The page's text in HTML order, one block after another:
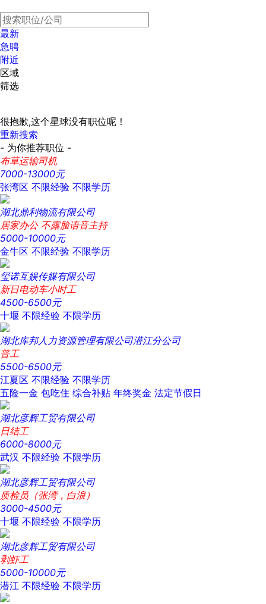
最新
急聘
附近
区域
筛选
很抱歉,这个星球没有职位呢！
重新搜索
- 为你推荐职位 -
布草运输司机
7000-13000元
张湾区 不限经验 不限学历
湖北鼎利物流有限公司
居家办公 不露脸语音主持
5000-10000元
金牛区 不限经验 不限学历
玺诺互娱传媒有限公司
新日电动车小时工
4500-6500元
十堰 不限经验 不限学历
湖北库邦人力资源管理有限公司潜江分公司
普工
5500-6500元
江夏区 不限经验 不限学历
五险一金 包吃住 综合补贴 年终奖金 法定节假日
湖北彦辉工贸有限公司
日结工
6000-8000元
武汉 不限经验 不限学历
湖北彦辉工贸有限公司
质检员（张湾，白浪）
3000-4500元
十堰 不限经验 不限学历
湖北彦辉工贸有限公司
剥虾工
5000-10000元
潜江 不限经验 不限学历